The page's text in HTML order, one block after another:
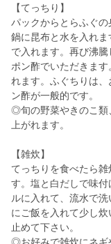
【てっちり】
パックからとらふぐ
鍋に昆布と水を入れ
で入れます。再び沸騰
ポン酢でいただきま
れます。ふぐちりは
ン酢が一般的です。
◎旬の野菜やきのこ類
上がれます。
【雑炊】
てっちりを食べたら
す。塩と白だしで味
ルに入れて、流水で
にご飯を入れて少し
止めて下さい。